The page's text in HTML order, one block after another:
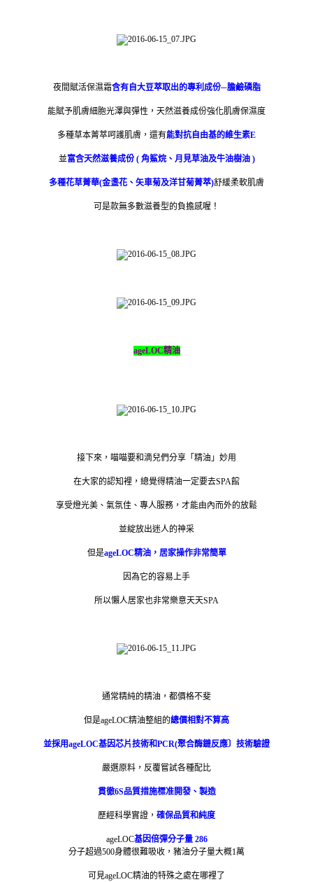
夜間賦活保濕霜含有自大豆萃取出的專利成份─膽鹼磷脂
能賦予肌膚細胞光澤與彈性，天然滋養成份強化肌膚保濕度
多種草本菁萃呵護肌膚，還有能對抗自由基的維生素E
並富含天然滋養成份 ( 角鯊烷、月見草油及牛油樹油 )
多種花草菁華(金盞花、矢車菊及洋甘菊菁萃)舒緩柔軟肌膚
可是款無多數滋養型的負擔感喔！
ageLOC精油
接下來，喵喵要和滴兒們分享「精油」妙用
在大家的認知裡，總覺得精油一定要去SPA館
享受燈光美、氣氛佳、專人服務，才能由內而外的放鬆
並綻放出迷人的神采
但是ageLOC精油，居家操作非常簡單
因為它的容易上手
所以懶人居家也非常樂意天天SPA
通常精純的精油，都價格不斐
但是ageLOC精油整組的總價相對不算高
並採用ageLOC基因芯片技術和PCR(聚合酶鏈反應〕技術驗證
嚴選原料，反覆嘗試各種配比
貫徹6S品質措施標准開發、製造
歷經科學實證， 確保品質和純度
ageLOC基因倍彈分子量 286
分子超過500身體很難吸收，豬油分子量大概1萬
可見ageLOC精油的特殊之處在哪裡了